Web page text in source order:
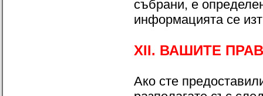
събрани, е
информацията се
XII. ВАШИТЕ
Ако сте